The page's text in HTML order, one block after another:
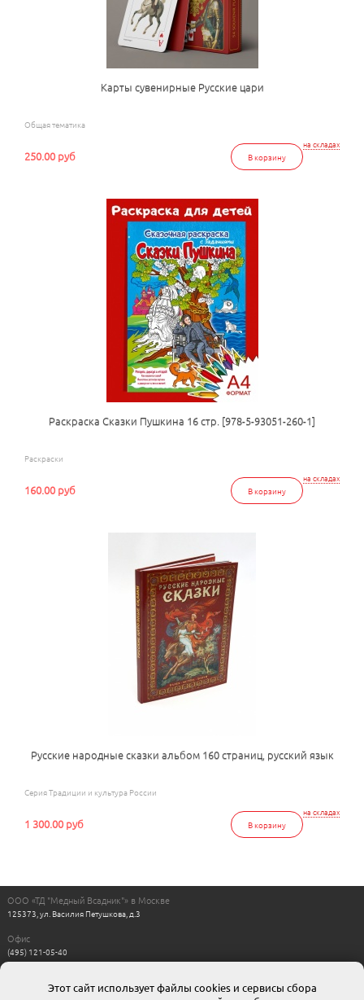
Карты сувенирные Русские цари
Общая тематика
на складах
В корзину
250.00 руб
Раскраска Сказки Пушкина 16 стр. [978-5-93051-260-1]
Раскраски
на складах
В корзину
160.00 руб
Русские народные сказки альбом 160 страниц, русский язык
Серия Традиции и культура России
на складах
В корзину
1 300.00 руб
ООО «ТД "Медный Всадник"» в Москве
125373, ул. Василия Петушкова, д.3
Офис
(495) 121-05-40
Пн-Пт с 11:00 до 17:00
Интернет магазинЭтот сайт использует файлы cookies и сервисы сбора